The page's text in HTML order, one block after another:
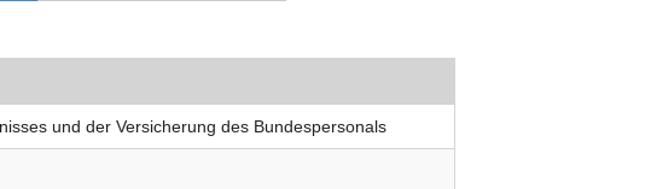
und der Versicherung des Bundespersonals